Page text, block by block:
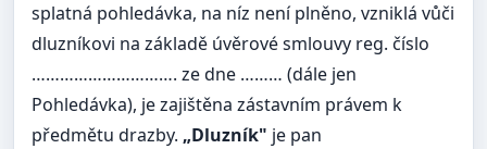
splatná pohledávka, na níz není plněno, vzniklá vůči
dluzníkovi na základě úvěrové smlouvy reg. číslo
…………………………. ze dne ……… (dále jen
Pohledávka), je zajištěna zástavním právem k
předmětu drazby. „Dluzník" je pan